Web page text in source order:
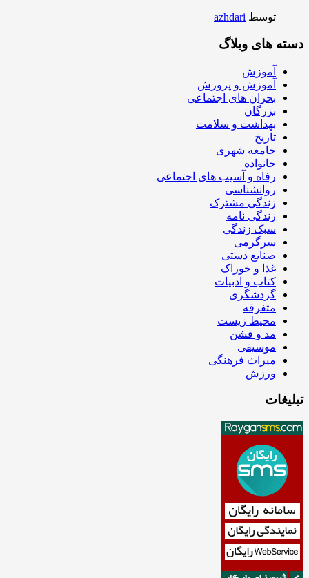
توسط azhdari
دسته های وبلاگ
آموزش
آموزش و پرورش
بحران های اجتماعی
بزرگان
بهداشت و سلامت
تاریخ
جامعه شهری
خانواده
رفاه و آسیب های اجتماعی
روانشناسی
زندگی مشترک
زندگی نامه
سبک زندگی
سرگرمی
صنایع دستی
غذا و خوراک
کتاب و ادبیات
گردشگری
متفرقه
محیط زیست
مد و فشن
موسیقی
میراث فرهنگی
ورزش
تبلیغات